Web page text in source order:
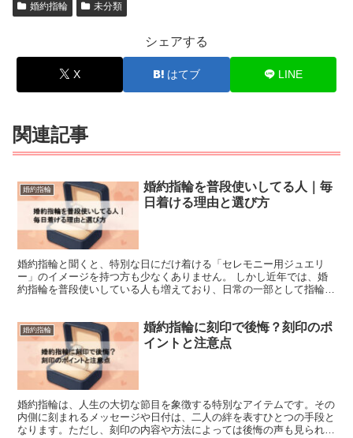
婚約指輪 未分類
シェアする
X はてブ LINE
関連記事
婚約指輪
婚約指輪を普段使いしてる人｜毎
日着ける理由と選び方
婚約指輪と聞くと、特別な日にだけ着ける「セレモニー用ジュエリ
ー」のイメージを持つ方も少なくありません。 しかし近年では、婚
約指輪を普段使いしている人も増えており、日常の一部として指輪を
婚約指輪
婚約指輪に刻印で後悔？刻印のポ
イントと注意点
婚約指輪は、人生の大切な節目を象徴する特別なアイテムです。その
内側に刻まれるメッセージや日付は、二人の絆を表すひとつの手段と
なります。ただし、刻印の内容や方法によっては後悔の声も見られる